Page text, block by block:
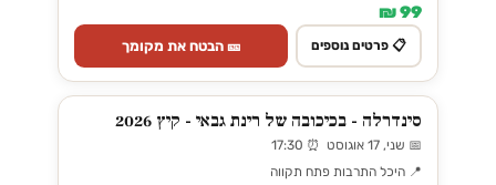
99 ₪
📋 פרטים נוספים 🎫 הבטח את מקומך
סינדרלה - בכיכובה של רינת גבאי - קיץ 2026
📅 שני, 17 אוגוסט ⏰ 17:30
📍 היכל התרבות פתח תקווה